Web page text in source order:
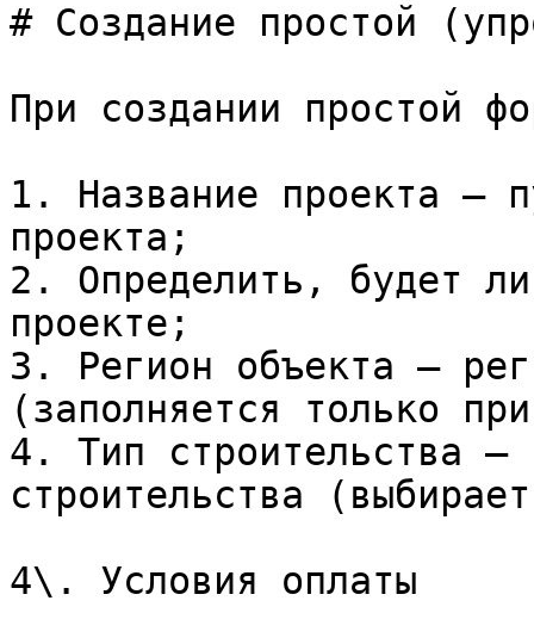
# Создание простой
При создании простой
1. Название проекта —
проекта;
2. Определить, будет
проекте;
3. Регион объекта —
(заполняется только
4. Тип строительства —
строительства
4\. Условия оплаты